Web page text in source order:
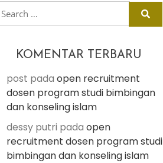
search
for:
KOMENTAR TERBARU
post pada open recruitment
dosen program studi bimbingan
dan konseling islam
dessy putri pada open
recruitment dosen program studi
bimbingan dan konseling islam